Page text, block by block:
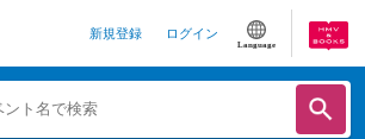
新規登録 ログイン
Language